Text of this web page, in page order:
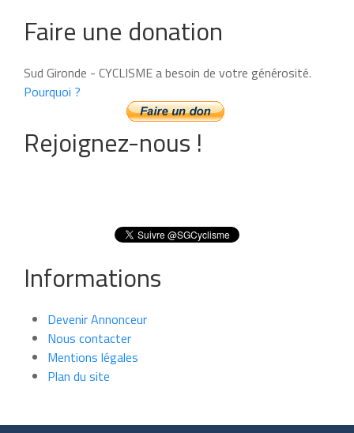
Faire une donation
Sud Gironde - CYCLISME a besoin de votre générosité.
Pourquoi ?
Rejoignez-nous !
Informations
Devenir Annonceur
Nous contacter
Mentions légales
Plan du site